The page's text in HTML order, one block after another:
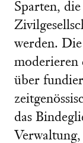
Sparten,
werden.
moderieren
über
das